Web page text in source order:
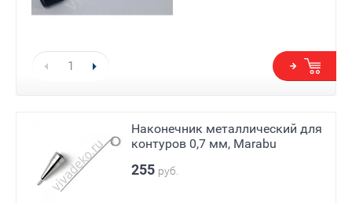
Наконечник металлический для
контуров 0,7 мм, Marabu
255 руб.